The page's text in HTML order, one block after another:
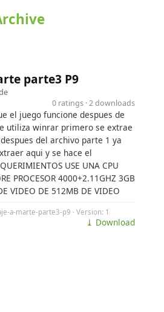
parte3 P9
0 ratings · 2 downloads
el juego funcione despues de
utiliza winrar primero se extrae
del archivo parte 1 ya
aqui y se hace el
USE UNA CPU
PROCESOR 4000+2.11GHZ 3GB
VIDEO DE 512MB DE VIDEO
a-marte-parte3-p9 · Version: 1
⤓ Download